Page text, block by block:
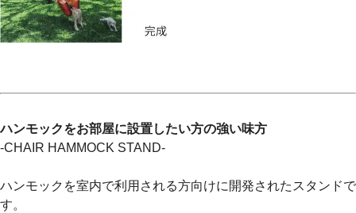
ハンモックをお部屋に設置したい方の強い味方
-CHAIR HAMMOCK STAND-
ハンモックを室内で利用される方向けに開発されたスタンドで
す。